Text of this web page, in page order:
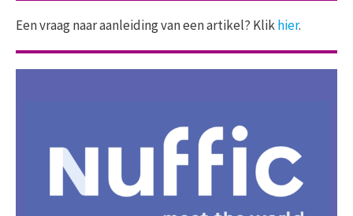
Een vraag naar aanleiding van een artikel? Klikhier.